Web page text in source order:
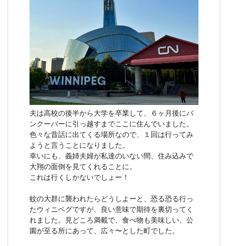
夫は高校の後半から大学を卒業して、６ヶ月後にバ
ンクーバーに引っ越すまでここに住んでいました。
色々な昔話に出てくる場所なので、１回は行ってみ
ようと言うことになりました。
幸いにも、義姉夫婦が私達のいない間、住み込みで
大翔の面倒を見てくれることに。
これは行くしかないでしょー！
蚊の大群に襲われたらどうしよーと、恐る恐る行っ
たウィニペグですが、良い意味で期待を裏切ってく
れました。見どころ満載で、食べ物も美味しい、公
園が至る所にあって、広々〜とした町でした。